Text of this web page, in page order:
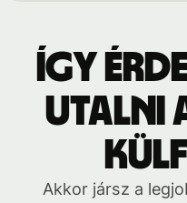
Így
utalni
Akkor jársz a